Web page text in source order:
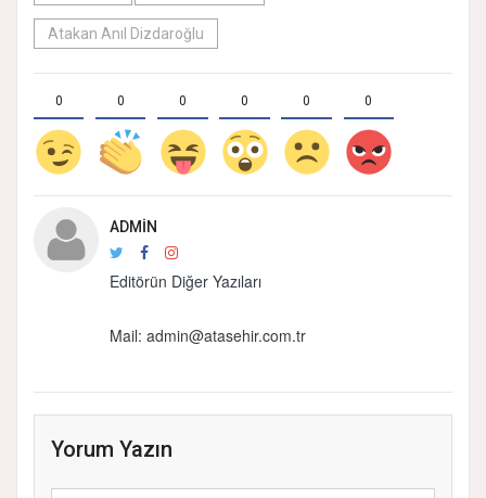
Atakan Anıl Dizdaroğlu
0 0 0 0 0 0
ADMIN
Editörün Diğer Yazıları
Mail: admin@atasehir.com.tr
Yorum Yazın